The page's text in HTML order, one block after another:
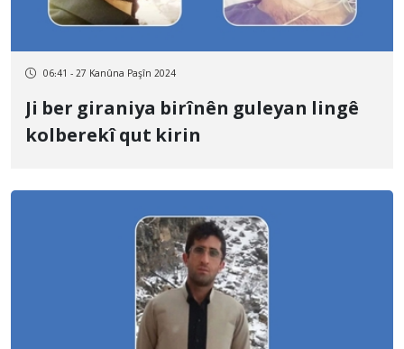
06:41 - 27 Kanûna Paşîn 2024
Ji ber giraniya birînên guleyan lingê
kolberekî qut kirin